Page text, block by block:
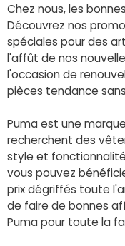
Chez nous, les
Découvrez nos
spéciales pour des
l'affût de nos
l'occasion de
pièces tendance
Puma est une
recherchent des
style et
vous pouvez
prix dégriffés toute
de faire de bonnes
Puma pour toute la